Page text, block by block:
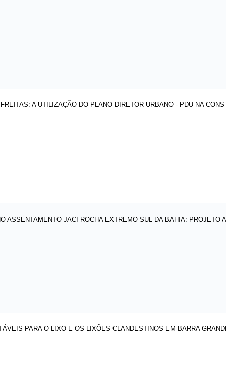
A UTILIZAÇÃO DO PLANO DIRETOR URBANO - PDU NA
ASSENTAMENTO JACI ROCHA EXTREMO SUL DA BAHIA: PROJETO
PARA O LIXO E OS LIXÕES CLANDESTINOS EM BARRA